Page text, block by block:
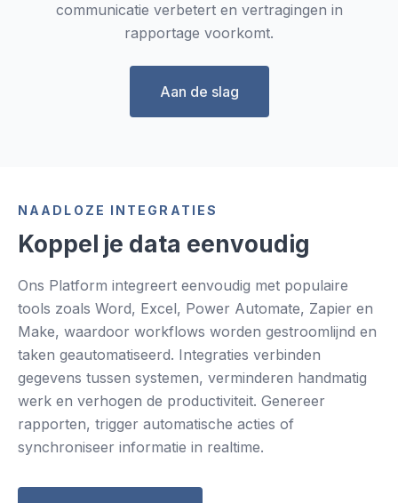
communicatie verbetert en vertragingen in
rapportage voorkomt.
Aan de slag
NAADLOZE INTEGRATIES
Koppel je data eenvoudig
Ons Platform integreert eenvoudig met populaire
tools zoals Word, Excel, Power Automate, Zapier en
Make, waardoor workflows worden gestroomlijnd en
taken geautomatiseerd. Integraties verbinden
gegevens tussen systemen, verminderen handmatig
werk en verhogen de productiviteit. Genereer
rapporten, trigger automatische acties of
synchroniseer informatie in realtime.